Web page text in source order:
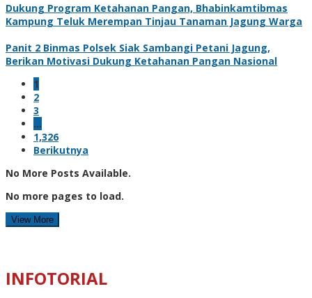
Dukung Program Ketahanan Pangan, Bhabinkamtibmas
Kampung Teluk Merempan Tinjau Tanaman Jagung Warga
Panit 2 Binmas Polsek Siak Sambangi Petani Jagung,
Berikan Motivasi Dukung Ketahanan Pangan Nasional
1
2
3
…
1,326
Berikutnya
No More Posts Available.
No more pages to load.
View More
INFOTORIAL